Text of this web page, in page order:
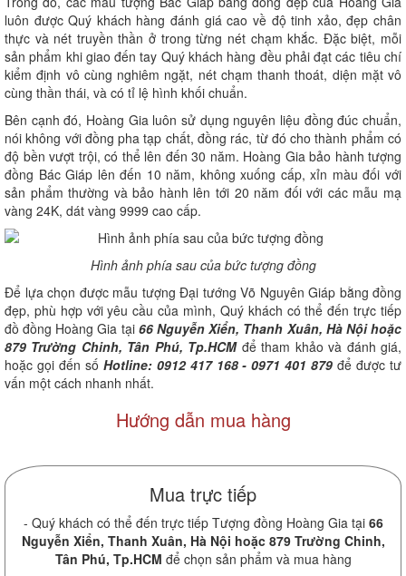
luôn được Quý khách hàng đánh giá cao về độ tinh xảo, đẹp chân
thực và nét truyền thần ở trong từng nét chạm khắc. Đặc biệt, mỗi
sản phẩm khi giao đến tay Quý khách hàng đều phải đạt các tiêu chí
kiểm định vô cùng nghiêm ngặt, nét chạm thanh thoát, diện mặt vô
cùng thần thái, và có tỉ lệ hình khối chuẩn.
Bên cạnh đó, Hoàng Gia luôn sử dụng nguyên liệu đồng đúc chuẩn,
nói không với đồng pha tạp chất, đồng rác, từ đó cho thành phẩm có
độ bền vượt trội, có thể lên đến 30 năm. Hoàng Gia bảo hành tượng
đồng Bác Giáp lên đến 10 năm, không xuống cấp, xỉn màu đối với
sản phẩm thường và bảo hành lên tới 20 năm đối với các mẫu mạ
vàng 24K, dát vàng 9999 cao cấp.
Hình ảnh phía sau của bức tượng đồng
Để lựa chọn được mẫu tượng Đại tướng Võ Nguyên Giáp bằng đồng
đẹp, phù hợp với yêu cầu của mình, Quý khách có thể đến trực tiếp
đồ đồng Hoàng Gia tại 66 Nguyễn Xiển, Thanh Xuân, Hà Nội hoặc
879 Trường Chinh, Tân Phú, Tp.HCMđể tham khảo và đánh giá,
hoặc gọi đến số Hotline: 0912 417 168 - 0971 401 879 để được tư
vấn một cách nhanh nhất.
Hướng dẫn mua hàng
Mua trực tiếp
- Quý khách có thể đến trực tiếp Tượng đồng Hoàng Gia tại 66
Nguyễn Xiển, Thanh Xuân, Hà Nội hoặc 879 Trường Chinh,
Tân Phú, Tp.HCM để chọn sản phẩm và mua hàng